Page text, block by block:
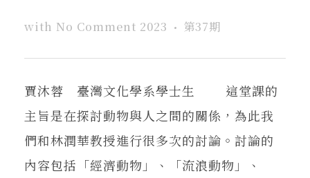
with No Comment 2023 第37期
賈沐蓉 臺灣文化學系學士生 這堂課的
主旨是在探討動物與人之間的關係，為此我
們和林潤華教授進行很多次的討論。討論的
內容包括「經濟動物」、「流浪動物」、